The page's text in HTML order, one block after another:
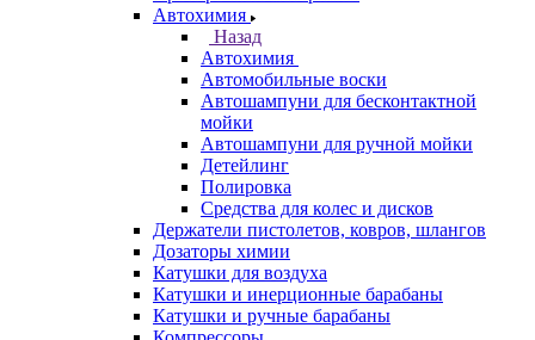
Автохимия
Назад
Автохимия
Автомобильные воски
Автошампуни для бесконтактной
мойки
Автошампуни для ручной мойки
Детейлинг
Полировка
Средства для колес и дисков
Держатели пистолетов, ковров, шлангов
Дозаторы химии
Катушки для воздуха
Катушки и инерционные барабаны
Катушки и ручные барабаны